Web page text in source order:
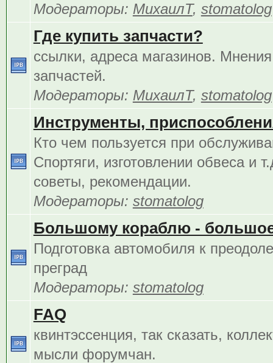
Модераторы: МихаилТ, stomatolog
Где купить запчасти?
ссылки, адреса магазинов.
запчастей.
Модераторы: МихаилТ, stomatolog
Инструменты,
Кто чем пользуется при
Спортяги, изготовлении обвеса и
советы, рекомендации.
Модераторы: stomatolog
Большому кораблю -
Подготовка автомобиля к
преград
Модераторы: stomatolog
FAQ
квинтэссенция, так сказать,
мысли форумчан.